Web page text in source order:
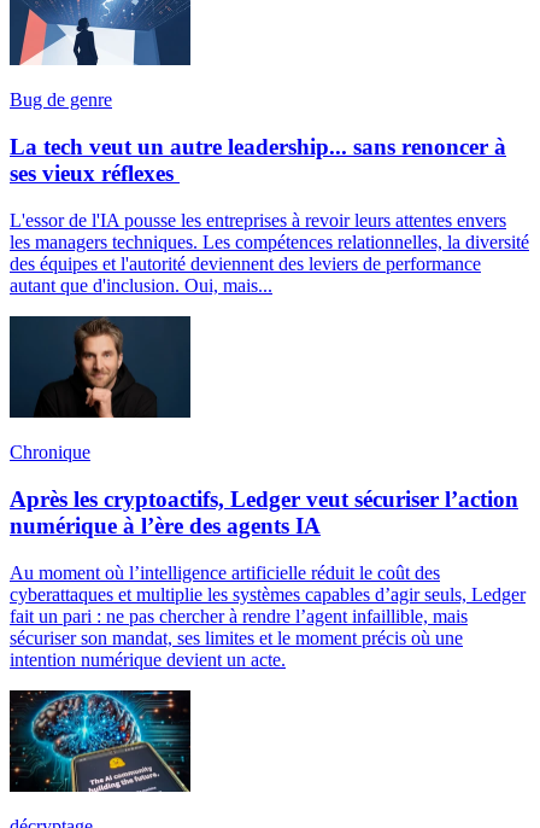
Bug de genre
La tech veut un autre leadership... sans renoncer à
ses vieux réflexes
L'essor de l'IA pousse les entreprises à revoir leurs attentes envers
les managers techniques. Les compétences relationnelles, la diversité
des équipes et l'autorité deviennent des leviers de performance
autant que d'inclusion. Oui, mais...
Chronique
Après les cryptoactifs, Ledger veut sécuriser l’action
numérique à l’ère des agents IA
Au moment où l’intelligence artificielle réduit le coût des
cyberattaques et multiplie les systèmes capables d’agir seuls, Ledger
fait un pari : ne pas chercher à rendre l’agent infaillible, mais
sécuriser son mandat, ses limites et le moment précis où une
intention numérique devient un acte.